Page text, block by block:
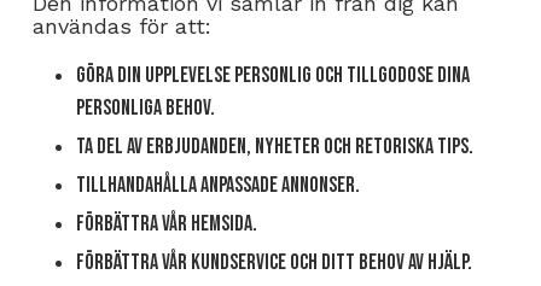
användas för att:
Göra din upplevelse personlig och tillgodose dina
personliga behov.
Ta del av erbjudanden, nyheter och retoriska tips.
Tillhandahålla anpassade annonser.
Förbättra vår hemsida.
Förbättra vår kundservice och ditt behov av hjälp.